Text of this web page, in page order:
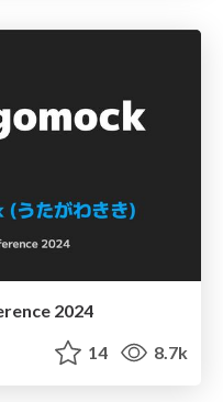
2024
14 8.7k